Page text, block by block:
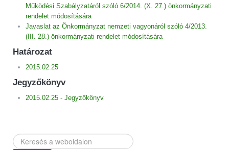
Működési Szabályzatáról szóló 6/2014. (X. 27.) önkormányzati
rendelet módosítására
Javaslat az Önkormányzat nemzeti vagyonáról szóló 4/2013.
(III. 28.) önkormányzati rendelet módosítására
Határozat
2015.02.25
Jegyzőkönyv
2015.02.25 - Jegyzőkönyv
Keresés